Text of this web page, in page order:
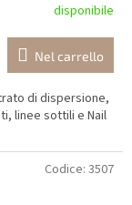
disponibile
Nel carrello
di dispersione,
linee sottili e Nail
Codice: 3507